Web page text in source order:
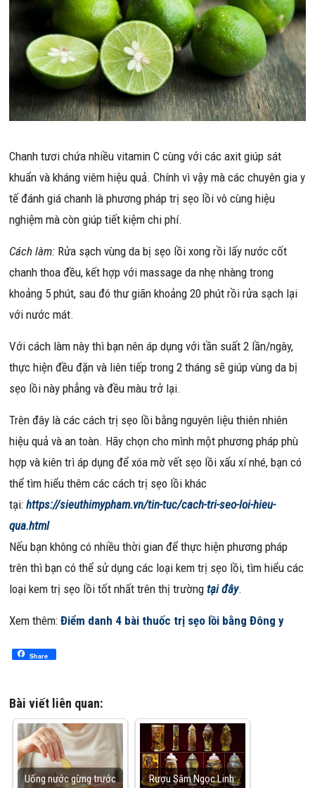
Chanh tươi chứa nhiều vitamin C cùng với các axit giúp sát
khuẩn và kháng viêm hiệu quả. Chính vì vậy mà các chuyên gia y
tế đánh giá chanh là phương pháp trị sẹo lồi vô cùng hiệu
nghiệm mà còn giúp tiết kiệm chi phí.
Cách làm: Rửa sạch vùng da bị sẹo lồi xong rồi lấy nước cốt
chanh thoa đều, kết hợp với massage da nhẹ nhàng trong
khoảng 5 phút, sau đó thư giãn khoảng 20 phút rồi rửa sạch lại
với nước mát.
Với cách làm này thì bạn nên áp dụng với tần suất 2 lần/ngày,
thực hiện đều đặn và liên tiếp trong 2 tháng sẽ giúp vùng da bị
sẹo lồi này phẳng và đều màu trở lại.
Trên đây là các cách trị sẹo lồi bằng nguyên liệu thiên nhiên
hiệu quả và an toàn. Hãy chọn cho mình một phương pháp phù
hợp và kiên trì áp dụng để xóa mờ vết sẹo lồi xấu xí nhé, bạn có
thể tìm hiểu thêm các cách trị sẹo lồi khác
tại:https://sieuthimypham.vn/tin-tuc/cach-tri-seo-loi-hieu-
qua.html
Nếu bạn không có nhiều thời gian để thực hiện phương pháp
trên thì bạn có thể sử dụng các loại kem trị sẹo lồi, tìm hiểu các
loại kem trị sẹo lồi tốt nhất trên thị trườngtại đây.
Xem thêm:Điểm danh 4 bài thuốc trị sẹo lồi bằng Đông y
Share
Bài viết liên quan:
Uống nước gừng trước Rượu Sâm Ngọc Linh: